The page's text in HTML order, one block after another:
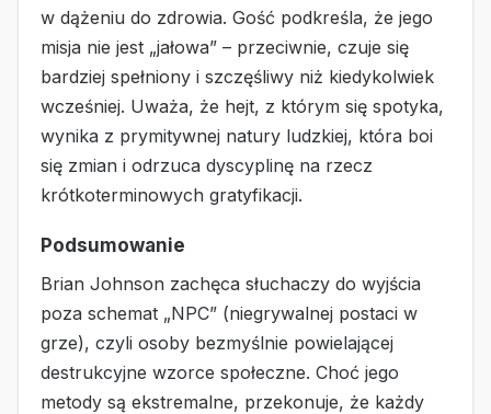
w dążeniu do zdrowia. Gość podkreśla, że jego
misja nie jest „jałowa” – przeciwnie, czuje się
bardziej spełniony i szczęśliwy niż kiedykolwiek
wcześniej. Uważa, że hejt, z którym się spotyka,
wynika z prymitywnej natury ludzkiej, która boi
się zmian i odrzuca dyscyplinę na rzecz
krótkoterminowych gratyfikacji.
Podsumowanie
Brian Johnson zachęca słuchaczy do wyjścia
poza schemat „NPC” (niegrywalnej postaci w
grze), czyli osoby bezmyślnie powielającej
destrukcyjne wzorce społeczne. Choć jego
metody są ekstremalne, przekonuje, że każdy